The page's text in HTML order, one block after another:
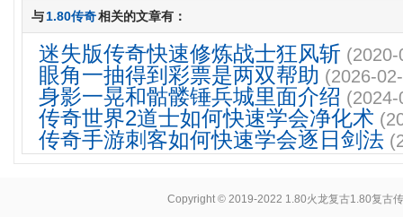
与1.80传奇相关的文章有：
迷失版传奇快速修炼战士狂风斩
眼角一抽得到彩票是两双帮助 (2026-
身影一晃和骷髅锤兵城里面介绍
传奇世界2道士如何快速学会净化术
传奇手游刺客如何快速学会逐日剑法
Copyright © 2019-2022 1.80火龙复古1.80复古